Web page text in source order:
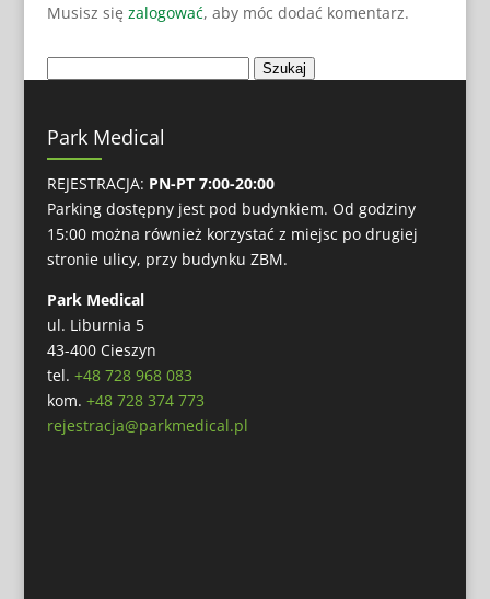
Musisz się zalogować, aby móc dodać komentarz.
Park Medical
REJESTRACJA: PN-PT 7:00-20:00
Parking dostępny jest pod budynkiem. Od godziny
15:00 można również korzystać z miejsc po drugiej
stronie ulicy, przy budynku ZBM.
Park Medical
ul. Liburnia 5
43-400 Cieszyn
tel. +48 728 968 083
kom. +48 728 374 773
rejestracja@parkmedical.pl